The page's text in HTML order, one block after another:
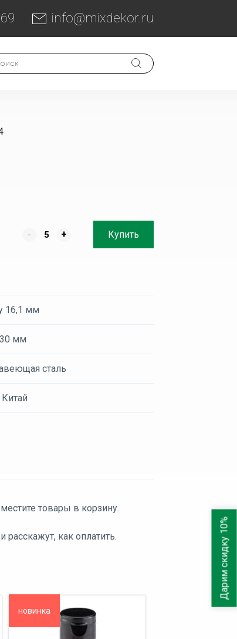
info@mixdekor.ru
- + Купить
16,1 мм
мм
сталь
товары в корзину.
как оплатить.
новинка
Дарим скидку 10%